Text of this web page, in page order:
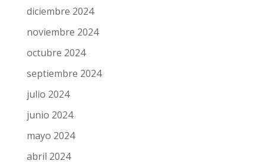
diciembre 2024
noviembre 2024
octubre 2024
septiembre 2024
julio 2024
junio 2024
mayo 2024
abril 2024